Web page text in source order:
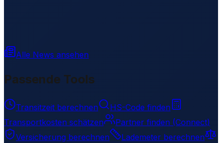
Alle News ansehen
Passende Tools
Transitzeit berechnen
HS-Code finden
Transportkosten schätzen
Partner finden (Connect)
Versicherung berechnen
Lademeter berechnen